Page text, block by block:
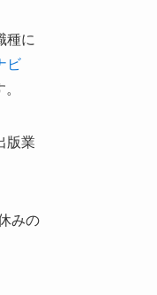
種に
ビ
版業
みの